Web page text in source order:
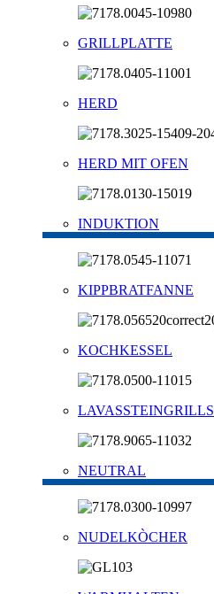
GRILLPLATTE
HERD
HERD MIT OFEN
INDUKTION
KIPPBRATFANNE
KOCHKESSEL
LAVASSTEINGRILLS
NEUTRAL
NUDELKÒCHER